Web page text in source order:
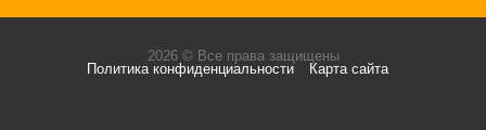
2026 © Все права защищены
Политика конфиденциальности
Карта сайта